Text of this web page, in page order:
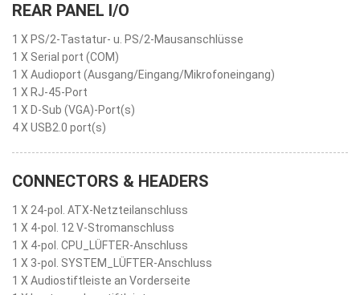
REAR PANEL I/O
1 X PS/2-Tastatur- u. PS/2-Mausanschlüsse
1 X Serial port (COM)
1 X Audioport (Ausgang/Eingang/Mikrofoneingang)
1 X RJ-45-Port
1 X D-Sub (VGA)-Port(s)
4 X USB2.0 port(s)
CONNECTORS & HEADERS
1 X 24-pol. ATX-Netzteilanschluss
1 X 4-pol. 12 V-Stromanschluss
1 X 4-pol. CPU_LÜFTER-Anschluss
1 X 3-pol. SYSTEM_LÜFTER-Anschluss
1 X Audiostiftleiste an Vorderseite